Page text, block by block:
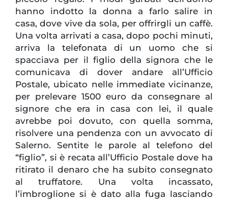
hanno indotto la donna a farlo salire in
casa, dove vive da sola, per offrirgli un caffè.
Una volta arrivati a casa, dopo pochi minuti,
arriva la telefonata di un uomo che si
spacciava per il figlio della signora che le
comunicava di dover andare all’Ufficio
Postale, ubicato nelle immediate vicinanze,
per prelevare 1500 euro da consegnare al
signore che era in casa con lei, il quale
avrebbe poi dovuto, con quella somma,
risolvere una pendenza con un avvocato di
Salerno. Sentite le parole al telefono del
“figlio”, si è recata all’Ufficio Postale dove ha
ritirato il denaro che ha subito consegnato
al truffatore. Una volta incassato,
l’imbroglione si è dato alla fuga lasciando